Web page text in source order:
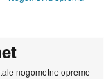
nogometne opreme